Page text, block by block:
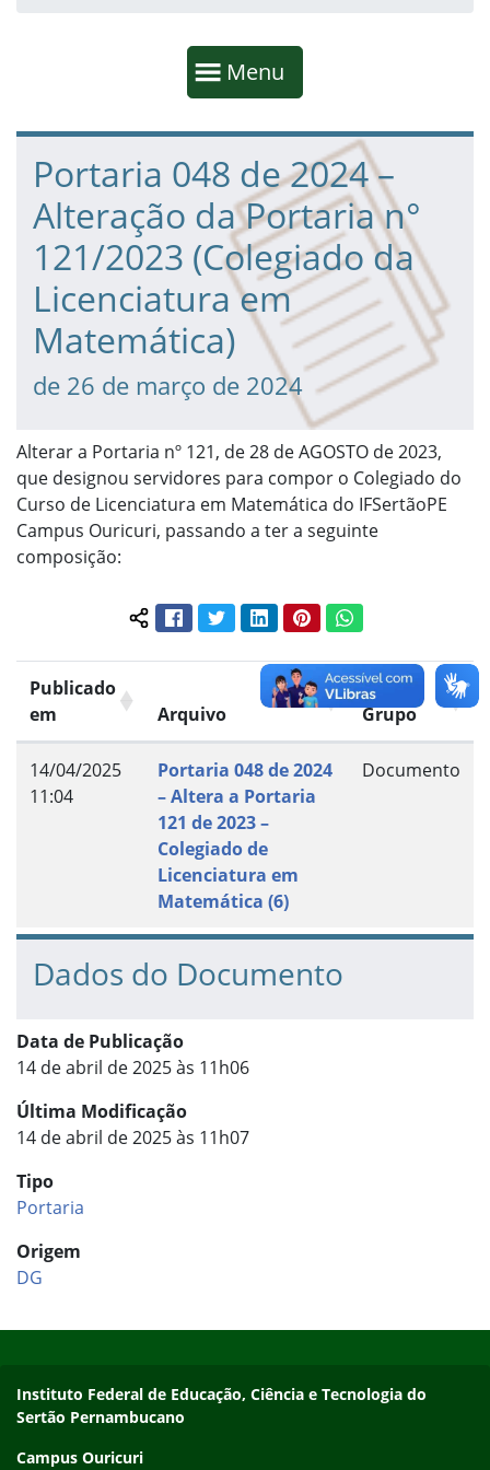
Mostrar
Menu
Fim da navegação
Início do conteúdo
Portaria 048 de 2024 –
Alteração da Portaria n°
121/2023 (Colegiado da
Licenciatura em
Matemática)
de 26 de março de 2024
Alterar a Portaria nº 121, de 28 de AGOSTO de 2023,
que designou servidores para compor o Colegiado do
Curso de Licenciatura em Matemática do IFSertãoPE
Campus Ouricuri, passando a ter a seguinte
composição:
Compartilhar conteúdo:
FacebookTwitterLinkedInPinterestWhatsApp
Publicado
em
Arquivo Grupo
14/04/2025
11:04
Portaria 048 de 2024
– Altera a Portaria
121 de 2023 –
Colegiado de
Licenciatura em
Matemática (6)
Documento
Dados do Documento
Data de Publicação
14 de abril de 2025 às 11h06
Última Modificação
14 de abril de 2025 às 11h07
Tipo
Portaria
Origem
DG
Endereço
Instituto Federal de Educação, Ciência e Tecnologia do
Sertão Pernambucano
Campus Ouricuri